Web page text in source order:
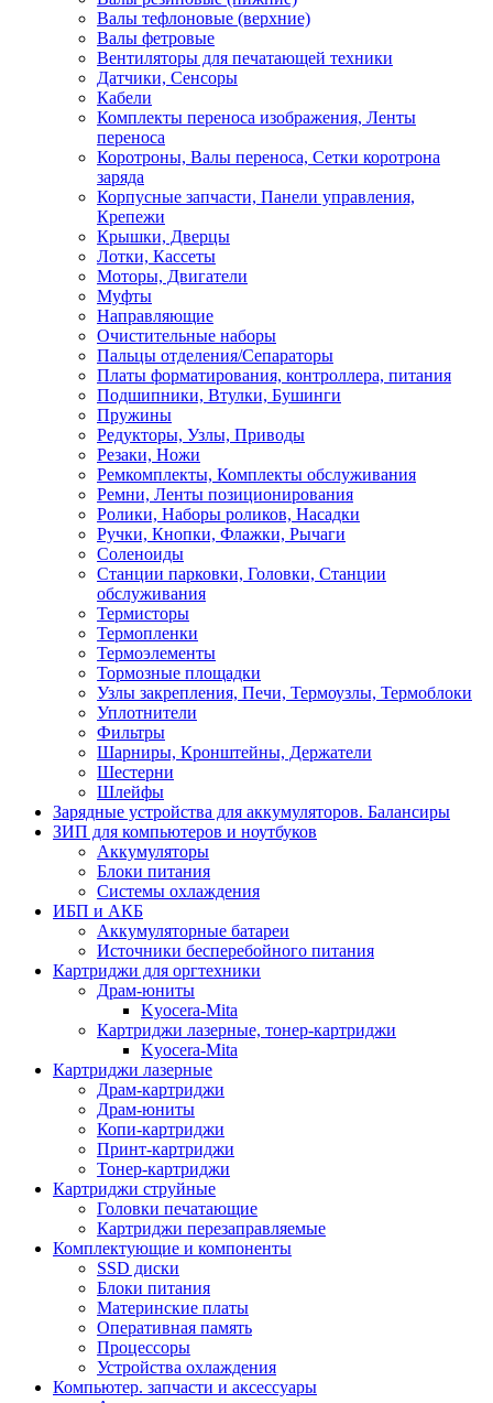
Валы тефлоновые (верхние)
Валы фетровые
Вентиляторы для печатающей техники
Датчики, Сенсоры
Кабели
Комплекты переноса изображения, Ленты
переноса
Коротроны, Валы переноса, Сетки коротрона
заряда
Корпусные запчасти, Панели управления,
Крепежи
Крышки, Дверцы
Лотки, Кассеты
Моторы, Двигатели
Муфты
Направляющие
Очистительные наборы
Пальцы отделения/Сепараторы
Платы форматирования, контроллера, питания
Подшипники, Втулки, Бушинги
Пружины
Редукторы, Узлы, Приводы
Резаки, Ножи
Ремкомплекты, Комплекты обслуживания
Ремни, Ленты позиционирования
Ролики, Наборы роликов, Насадки
Ручки, Кнопки, Флажки, Рычаги
Соленоиды
Станции парковки, Головки, Станции
обслуживания
Термисторы
Термопленки
Термоэлементы
Тормозные площадки
Узлы закрепления, Печи, Термоузлы, Термоблоки
Уплотнители
Фильтры
Шарниры, Кронштейны, Держатели
Шестерни
Шлейфы
Зарядные устройства для аккумуляторов. Балансиры
ЗИП для компьютеров и ноутбуков
Аккумуляторы
Блоки питания
Системы охлаждения
ИБП и АКБ
Аккумуляторные батареи
Источники бесперебойного питания
Картриджи для оргтехники
Драм-юниты
Kyocera-Mita
Картриджи лазерные, тонер-картриджи
Kyocera-Mita
Картриджи лазерные
Драм-картриджи
Драм-юниты
Копи-картриджи
Принт-картриджи
Тонер-картриджи
Картриджи струйные
Головки печатающие
Картриджи перезаправляемые
Комплектующие и компоненты
SSD диски
Блоки питания
Материнские платы
Оперативная память
Процессоры
Устройства охлаждения
Компьютер. запчасти и аксессуары